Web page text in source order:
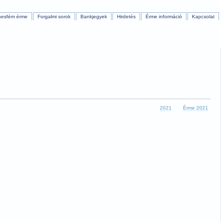
érme Forgalmi sorok Bankjegyek Hirdetés Érme információ Kapcsolat
2021 Érme 2021